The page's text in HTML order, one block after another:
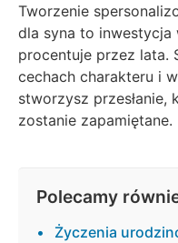
Tworzenie
dla syna to inwestycja
procentuje przez lata.
cechach charakteru i
stworzysz
zostanie zapamiętane.
Polecamy
Życzenia